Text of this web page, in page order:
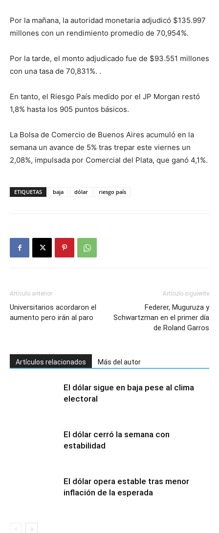
Por la mañana, la autoridad monetaria adjudicó $135.997
millones con un rendimiento promedio de 70,954%.
Por la tarde, el monto adjudicado fue de $93.551 millones
con una tasa de 70,831%. .
En tanto, el Riesgo País medido por el JP Morgan restó
1,8% hasta los 905 puntos básicos.
La Bolsa de Comercio de Buenos Aires acumuló en la
semana un avance de 5% tras trepar este viernes un
2,08%, impulsada por Comercial del Plata, que ganó 4,1%.
ETIQUETAS baja dólar riesgo país
Artículo anterior
Universitarios acordaron el
aumento pero irán al paro
Artículo siguiente
Federer, Muguruza y
Schwartzman en el primer día
de Roland Garros
Artículos relacionados Más del autor
El dólar sigue en baja pese al clima
electoral
El dólar cerró la semana con
estabilidad
El dólar opera estable tras menor
inflación de la esperada